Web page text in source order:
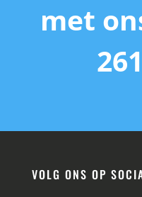
met
VOLG ONS OP